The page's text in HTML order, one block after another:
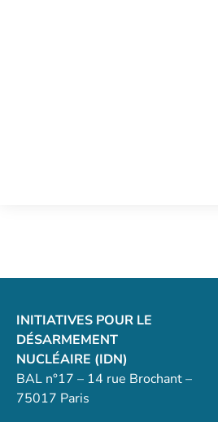
INITIATIVES POUR LE
DÉSARMEMENT
NUCLÉAIRE (IDN)
BAL n°17 – 14 rue Brochant –
75017 Paris